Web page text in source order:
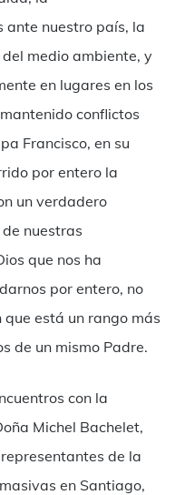
ante nuestro país, la
medio ambiente, y
en lugares en los
conflictos
Francisco, en su
por entero la
un verdadero
nuestras
que nos ha
por entero, no
está un rango más
de un mismo Padre.
con la
Michel Bachelet,
de la
en Santiago,